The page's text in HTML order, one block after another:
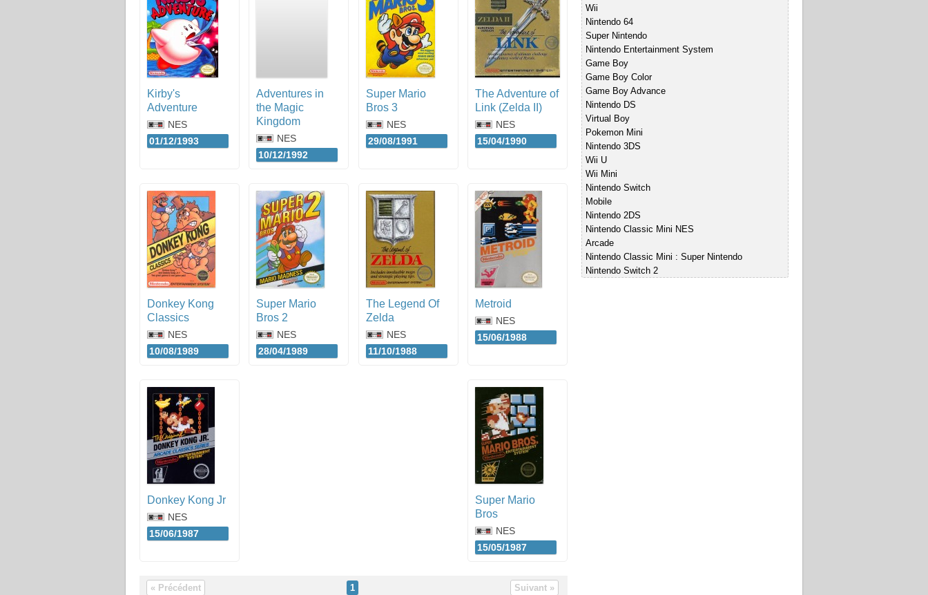
Kirby's
Adventure
NES
01/12/1993
Adventures in
the Magic
Kingdom
NES
10/12/1992
Super Mario
Bros 3
NES
29/08/1991
The Adventure of
Link (Zelda II)
NES
15/04/1990
Donkey Kong
Classics
NES
10/08/1989
Super Mario
Bros 2
NES
28/04/1989
The Legend Of
Zelda
NES
11/10/1988
Metroid
NES
15/06/1988
Donkey Kong Jr
NES
15/06/1987
Super Mario
Bros
NES
15/05/1987
« Précédent 1 Suivant »
Wii
Nintendo 64
Super Nintendo
Nintendo Entertainment System
Game Boy
Game Boy Color
Game Boy Advance
Nintendo DS
Virtual Boy
Pokemon Mini
Nintendo 3DS
Wii U
Wii Mini
Nintendo Switch
Mobile
Nintendo 2DS
Nintendo Classic Mini NES
Arcade
Nintendo Classic Mini : Super Nintendo
Nintendo Switch 2